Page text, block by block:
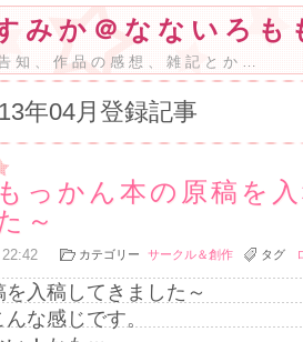
みか＠なないろも
知、作品の感想、雑記とか…
年04月登録記事
もっかん本の原稿を
～
22:42 カテゴリー サークル＆創作 タグ
を入稿してきました～
な感じです。